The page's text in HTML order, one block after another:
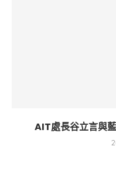
AIT處長谷立言與